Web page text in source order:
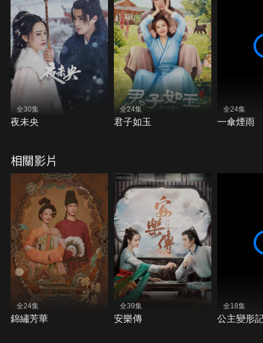
全30集
夜未央
全24集
君子如玉
全24集
一傘煙雨
相關影片
全24集
錦繡芳華
全39集
安樂傳
全18集
公主變形